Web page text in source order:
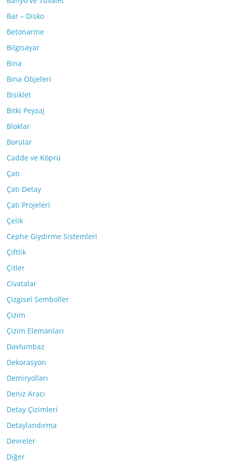
Bar – Disko
Betonarme
Bilgisayar
Bina
Bina Objeleri
Bisiklet
Bitki Peyzaj
Bloklar
Borular
Cadde ve Köprü
Çatı
Çatı Detay
Çatı Projeleri
Çelik
Cephe Giydirme Sistemleri
Çiftlik
Çitler
Civatalar
Çizgisel Semboller
Çizim
Çizim Elemanları
Davlumbaz
Dekorasyon
Demiryolları
Deniz Aracı
Detay Çizimleri
Detaylandırma
Devreler
Diğer